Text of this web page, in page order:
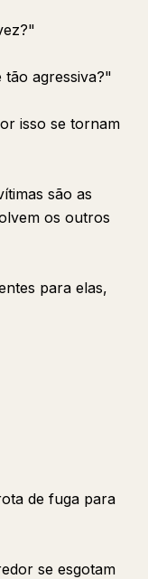
agressiva?"
isso se tornam
são as
os outros
para elas,
de fuga para
se esgotam